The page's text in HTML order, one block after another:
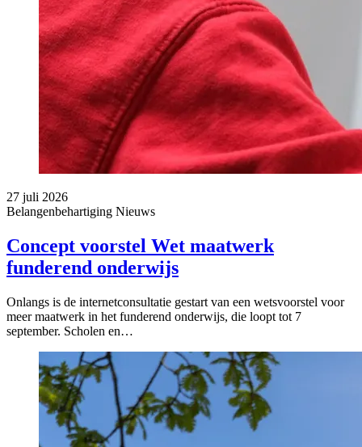
27 juli 2026
Belangenbehartiging Nieuws
Concept voorstel Wet maatwerk
funderend onderwijs
Onlangs is de internetconsultatie gestart van een wetsvoorstel voor
meer maatwerk in het funderend onderwijs, die loopt tot 7
september. Scholen en…